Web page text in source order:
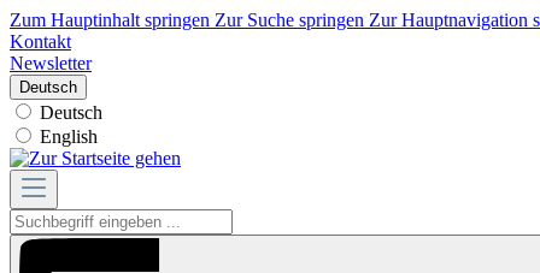
Zum Hauptinhalt springen Zur Suche springen Zur Hauptnavigation
Kontakt
Newsletter
Deutsch
Deutsch
English